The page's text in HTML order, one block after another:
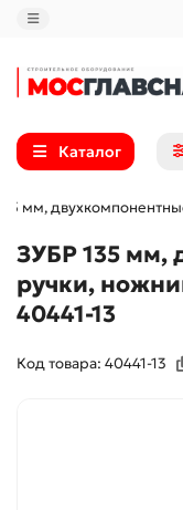
Каталог
мм,
ЗУБР 135 мм,
ручки,
40441-13
Код товара: 40441-13